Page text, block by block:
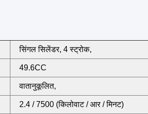
सिंगल सिलेंडर, 4 स्ट्रोक,
49.6CC
वातानुकूलित,
2.4 / 7500 (किलोवाट / आर / मिनट)